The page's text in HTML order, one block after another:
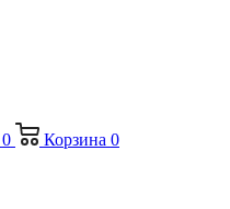
0 Корзина 0